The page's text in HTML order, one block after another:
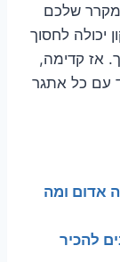
שלכם
יכולה לחסוך
אז קדימה,
עם כל אתגר
אדום ומה
להכיר